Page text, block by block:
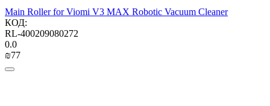
Main Roller for Viomi V3 MAX Robotic Vacuum Cleaner
КОД:
RL-400209080272
0.0
₪‍77‍